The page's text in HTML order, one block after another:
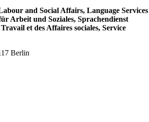
and Social Affairs, Language Services
Arbeit und Soziales, Sprachendienst
et des Affaires sociales, Service
Berlin